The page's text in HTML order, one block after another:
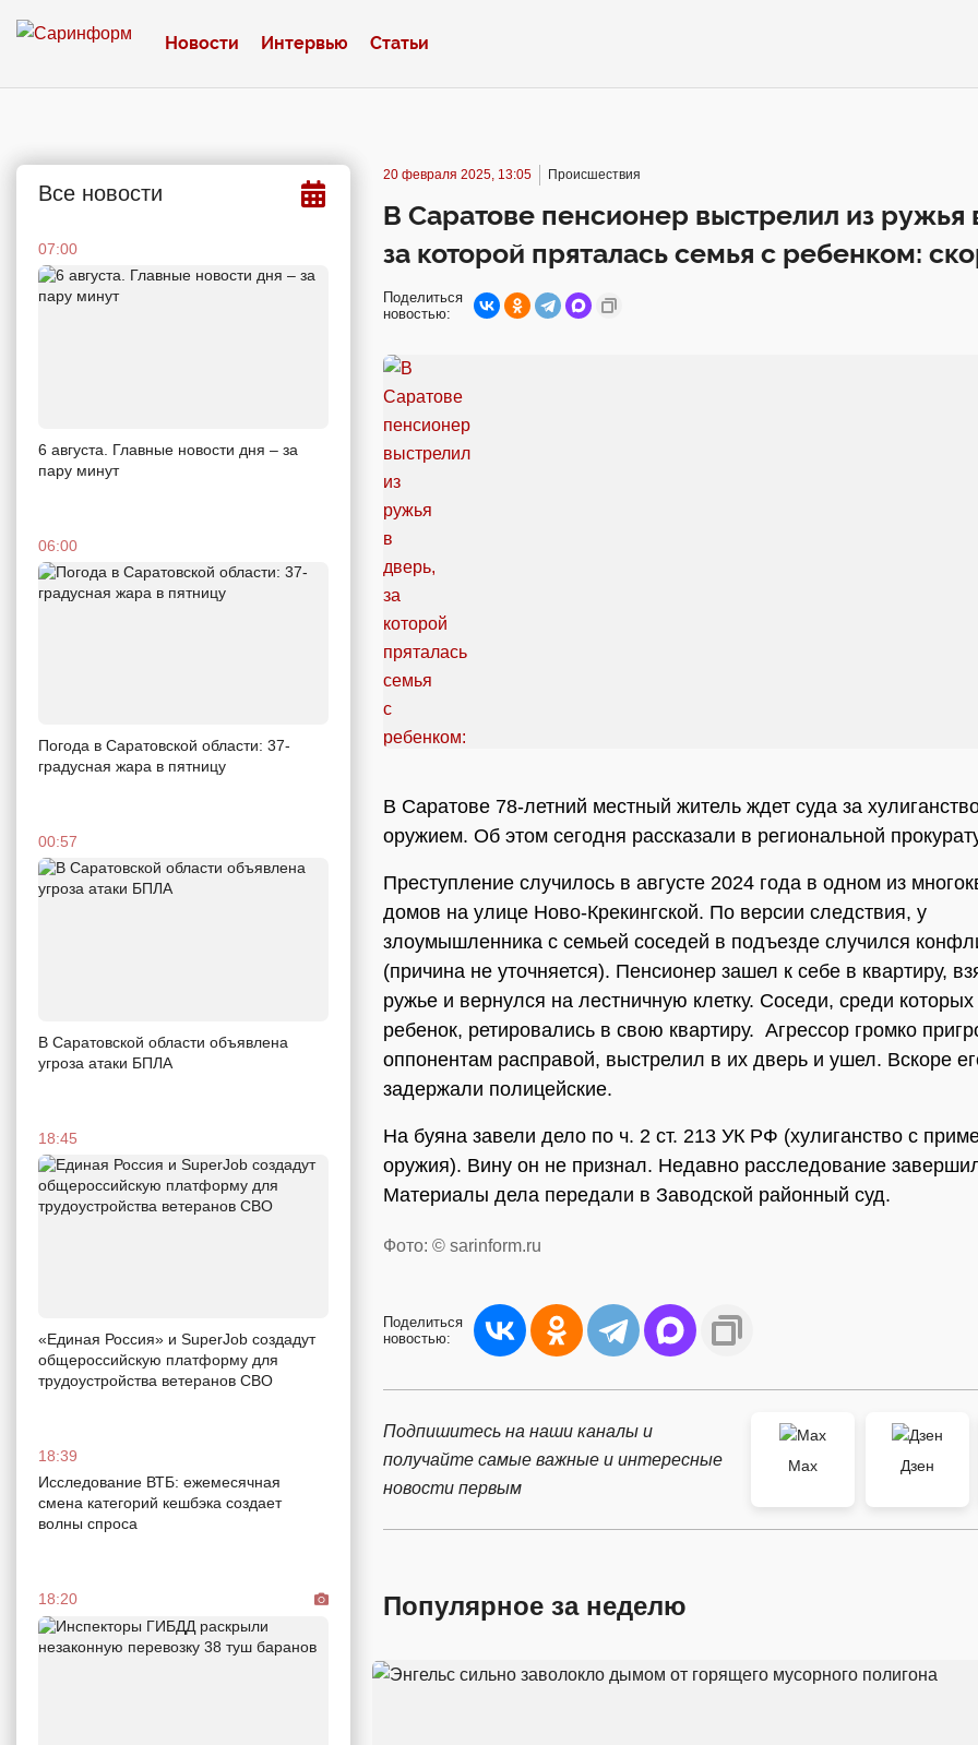
Новости Интервью Статьи
Все новости
07:00
6 августа. Главные новости дня – за
пару минут
06:00
Погода в Саратовской области: 37-
градусная жара в пятницу
00:57
В Саратовской области объявлена
угроза атаки БПЛА
18:45
«Единая Россия» и SuperJob создадут
общероссийскую платформу для
трудоустройства ветеранов СВО
18:39
Исследование ВТБ: ежемесячная
смена категорий кешбэка создает
волны спроса
18:20
20 февраля 2025, 13:05 Происшествия
В Саратове пенсионер выстрелил из ружья
за которой пряталась семья с ребенком:
Поделиться
новостью:
В Саратове 78-летний местный житель ждет суда за
оружием. Об этом сегодня рассказали в региональной
Преступление случилось в августе 2024 года в одном из
домов на улице Ново-Крекингской. По версии следствия, у
злоумышленника с семьей соседей в подъезде случился
(причина не уточняется). Пенсионер зашел к себе в квартиру,
ружье и вернулся на лестничную клетку. Соседи, среди
ребенок, ретировались в свою квартиру. Агрессор громко
оппонентам расправой, выстрелил в их дверь и ушел. Вскоре
задержали полицейские.
На буяна завели дело по ч. 2 ст. 213 УК РФ (хулиганство с
оружия). Вину он не признал. Недавно расследование
Материалы дела передали в Заводской районный суд.
Фото: © sarinform.ru
Поделиться
новостью:
Подпишитесь на наши каналы и
получайте самые важные и интересные
новости первым
Max
Дзен
Популярное за неделю